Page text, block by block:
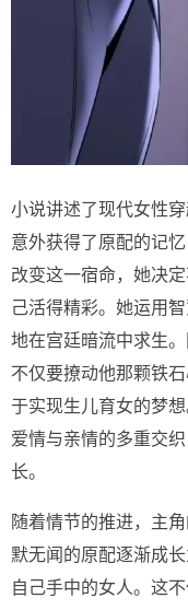
小说讲述了现代女性
意外获得了原配的记
改变这一宿命，她决
己活得精彩。她运用
地在宫廷暗流中求生
不仅要撩动他那颗铁
于实现生儿育女的梦
爱情与亲情的多重交
长。
随着情节的推进，主
默无闻的原配逐渐成
自己手中的女人。这